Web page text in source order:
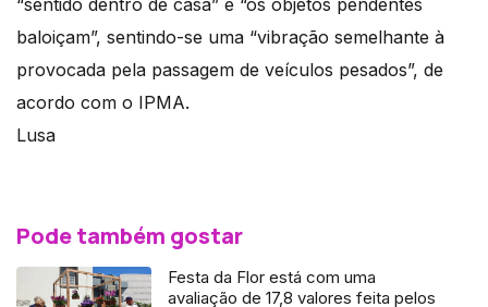
“sentido dentro de casa” e “os objetos pendentes
baloiçam”, sentindo-se uma “vibração semelhante à
provocada pela passagem de veículos pesados”, de
acordo com o IPMA.
Lusa
Pode também gostar
Festa da Flor está com uma
avaliação de 17,8 valores feita pelos